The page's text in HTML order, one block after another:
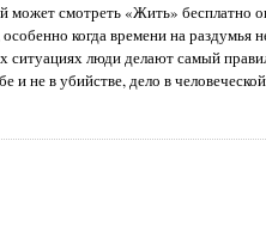
смотреть «Жить» бесплатно
когда времени на раздумья
ситуациях люди делают самый
не в убийстве, дело в